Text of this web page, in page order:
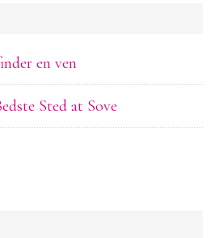
en ven
Sted at Sove